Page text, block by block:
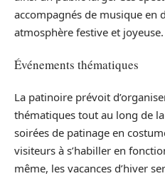
accompagnés de musique en
atmosphère festive et joyeuse.
Événements thématiques
La patinoire prévoit
thématiques tout au long de
soirées de patinage en
visiteurs à s’habiller en
même, les vacances d’hiver